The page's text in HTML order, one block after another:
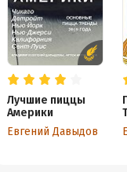
Лучшие пиццы
Америки
Евгений Давыдов